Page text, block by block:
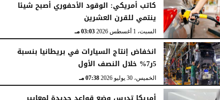
كاتب أمريكي: الوقود الأحفوري أصبح شيئا
ينتمي للقرن العشرين
السبت، 1 أغسطس 2026 03:03 مـ
انخفاض إنتاج السيارات في بريطانيا بنسبة
5ر7% خلال النصف الأول
الخميس، 30 يوليو 2026 07:38 مـ